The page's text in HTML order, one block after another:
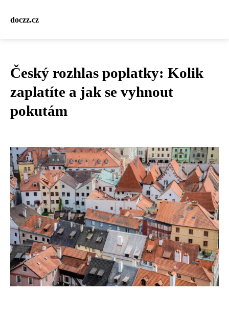
doczz.cz
Český rozhlas poplatky: Kolik
zaplatíte a jak se vyhnout
pokutám